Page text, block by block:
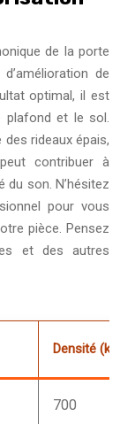
de la porte
de
optimal, il est
plafond et le sol.
rideaux épais,
contribuer à
son. N’hésitez
pour vous
pièce. Pensez
et des autres
Densité
700